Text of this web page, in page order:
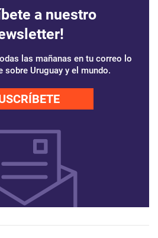
a nuestro
las mañanas en tu correo lo
sobre Uruguay y el mundo.